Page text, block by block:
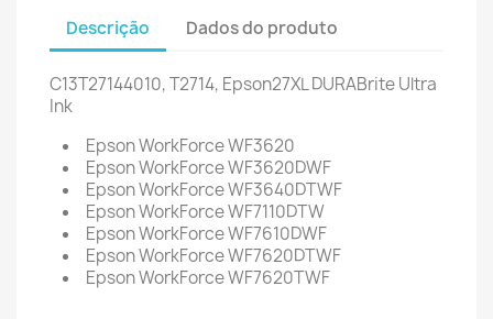
Descrição Dados do produto
C13T27144010, T2714, Epson27XL DURABrite Ultra
Ink
Epson WorkForce WF3620
Epson WorkForce WF3620DWF
Epson WorkForce WF3640DTWF
Epson WorkForce WF7110DTW
Epson WorkForce WF7610DWF
Epson WorkForce WF7620DTWF
Epson WorkForce WF7620TWF